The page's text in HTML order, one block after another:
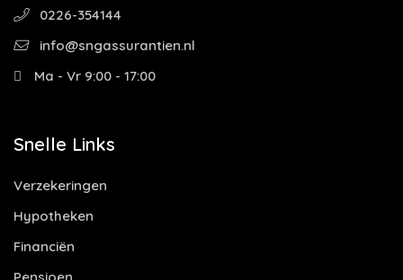
0226-354144
info@sngassurantien.nl
Ma - Vr 9:00 - 17:00
Snelle Links
Verzekeringen
Hypotheken
Financiën